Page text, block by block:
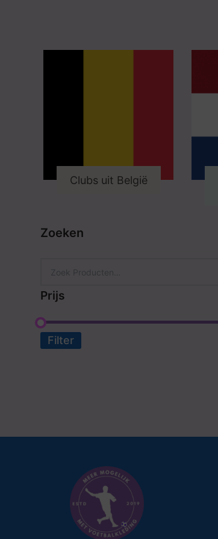
Clubs uit België
Zoeken
Prijs
Filter